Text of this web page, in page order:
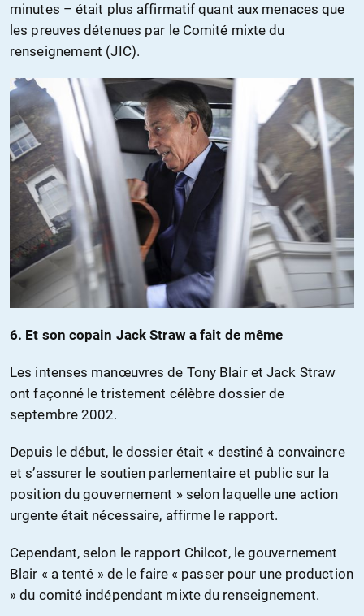
minutes – était plus affirmatif quant aux menaces que
les preuves détenues par le Comité mixte du
renseignement (JIC).
6. Et son copain Jack Straw a fait de même
Les intenses manœuvres de Tony Blair et Jack Straw
ont façonné le tristement célèbre dossier de
septembre 2002.
Depuis le début, le dossier était « destiné à convaincre
et s’assurer le soutien parlementaire et public sur la
position du gouvernement » selon laquelle une action
urgente était nécessaire, affirme le rapport.
Cependant, selon le rapport Chilcot, le gouvernement
Blair « a tenté » de le faire « passer pour une production
» du comité indépendant mixte du renseignement.